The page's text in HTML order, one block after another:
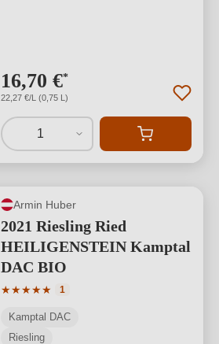
16,70 €*
22,27 €/L (0,75 L)
1
Armin Huber
2021 Riesling Ried
HEILIGENSTEIN Kamptal
DAC BIO
★★★★★
Durchschnittliche Bewertung von 5
1
Kamptal DAC
Riesling